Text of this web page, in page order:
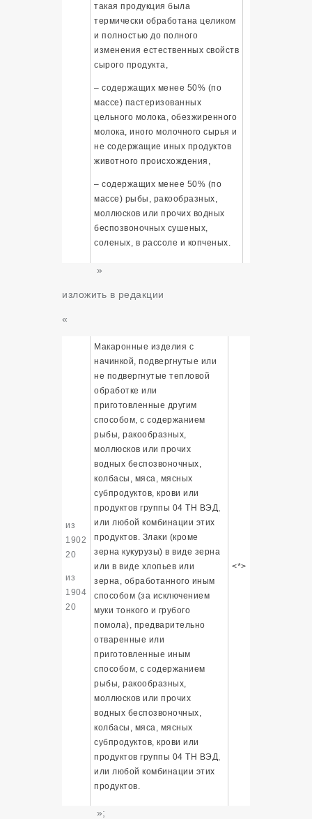
такая продукция была
термически обработана целиком
и полностью до полного
изменения естественных свойств
сырого продукта,
– содержащих менее 50% (по
массе) пастеризованных
цельного молока, обезжиренного
молока, иного молочного сырья и
не содержащие иных продуктов
животного происхождения,
– содержащих менее 50% (по
массе) рыбы, ракообразных,
моллюсков или прочих водных
беспозвоночных сушеных,
соленых, в рассоле и копченых.
»
изложить в редакции
«
из
1902
20
из
1904
20
Макаронные изделия с
начинкой, подвергнутые или
не подвергнутые тепловой
обработке или
приготовленные другим
способом, с содержанием
рыбы, ракообразных,
моллюсков или прочих
водных беспозвоночных,
колбасы, мяса, мясных
субпродуктов, крови или
продуктов группы 04 ТН ВЭД,
или любой комбинации этих
продуктов. Злаки (кроме
зерна кукурузы) в виде зерна
или в виде хлопьев или
зерна, обработанного иным
способом (за исключением
муки тонкого и грубого
помола), предварительно
отваренные или
приготовленные иным
способом, с содержанием
рыбы, ракообразных,
моллюсков или прочих
водных беспозвоночных,
колбасы, мяса, мясных
субпродуктов, крови или
продуктов группы 04 ТН ВЭД,
или любой комбинации этих
продуктов.
<*>
»;